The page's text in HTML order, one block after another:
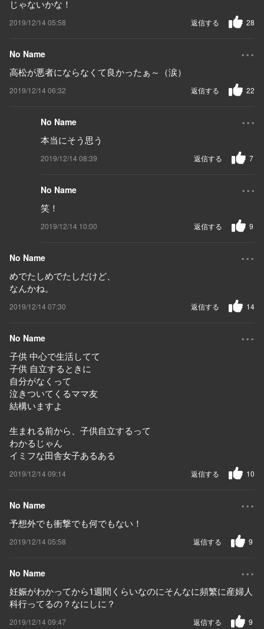
じゃないかな！
2019/12/14 05:58 28
返信する
No Name ...
高松が悪者にならなくて良かったぁ～（涙）
2019/12/14 06:32 22
返信する
No Name ...
本当にそう思う
2019/12/14 08:39 7
返信する
No Name ...
笑！
2019/12/14 10:00 9
返信する
No Name ...
めでたしめでたしだけど、
なんかね。
2019/12/14 07:30 14
返信する
No Name ...
子供 中心で生活してて
子供 自立するときに
自分がなくって
泣きついてくるママ友
結構いますよ
生まれる前から、子供自立するって
わかるじゃん
イミフな田舎女子あるある
2019/12/14 09:14 10
返信する
No Name ...
予想外でも衝撃でも何でもない！
2019/12/14 05:58 9
返信する
No Name ...
妊娠がわかってから1週間くらいなのにそんなに頻繁に産婦人
科行ってるの？なにしに？
2019/12/14 09:47 9
返信する